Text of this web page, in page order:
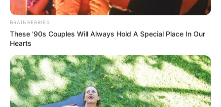
BRAINBERRIES
These '90s Couples Will Always Hold A Special Place In Our
Hearts